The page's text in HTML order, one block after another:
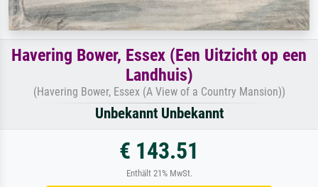
Havering Bower, Essex (Een Uitzicht op een
Landhuis)
(Havering Bower, Essex (A View of a Country Mansion))
Unbekannt Unbekannt
€ 143.51
Enthält 21% MwSt.